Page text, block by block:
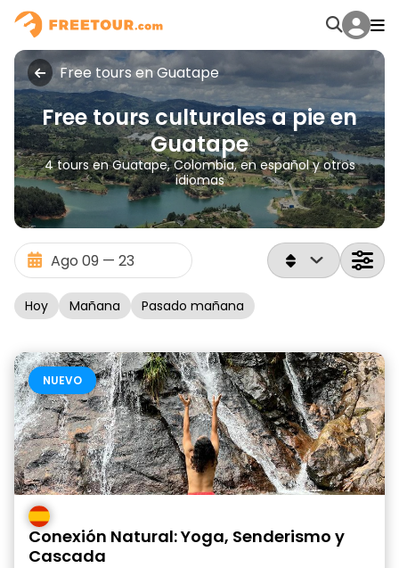
Free tours en Guatape
Free tours culturales a pie en
Guatape
4 tours en Guatape, Colombia, en español y otros
idiomas
Hoy Mañana Pasado mañana
NUEVO
Conexión Natural: Yoga, Senderismo y
Cascada